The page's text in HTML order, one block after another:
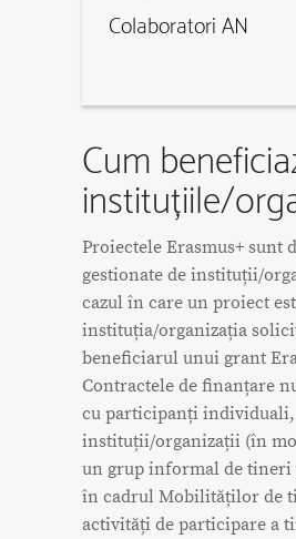
Colaboratori AN
Cum
instituțiile/
Proiectele Erasmus+ sunt
gestionate de instituții/
cazul în care un proiect
instituția/organizația
beneficiarul unui grant
Contractele de finanțare
cu participanți
instituții/organizații (în
un grup informal de tineri
în cadrul Mobilităților de
activități de participare a